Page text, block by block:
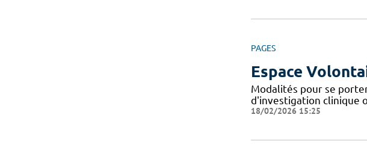
PAGES
Espace
Modalités pour se
d'investigation clinique
18/02/2026 15:25